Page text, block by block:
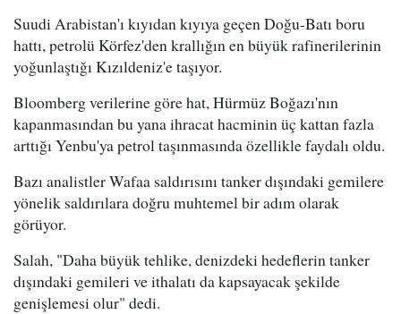
Suudi Arabistan'ı kıyıdan kıyıya geçen Doğu-Batı boru
hattı, petrolü Körfez'den krallığın en büyük rafinerilerinin
yoğunlaştığı Kızıldeniz'e taşıyor.
Bloomberg verilerine göre hat, Hürmüz Boğazı'nın
kapanmasından bu yana ihracat hacminin üç kattan fazla
arttığı Yenbu'ya petrol taşınmasında özellikle faydalı oldu.
Bazı analistler Wafaa saldırısını tanker dışındaki gemilere
yönelik saldırılara doğru muhtemel bir adım olarak
görüyor.
Salah, "Daha büyük tehlike, denizdeki hedeflerin tanker
dışındaki gemileri ve ithalatı da kapsayacak şekilde
genişlemesi olur" dedi.